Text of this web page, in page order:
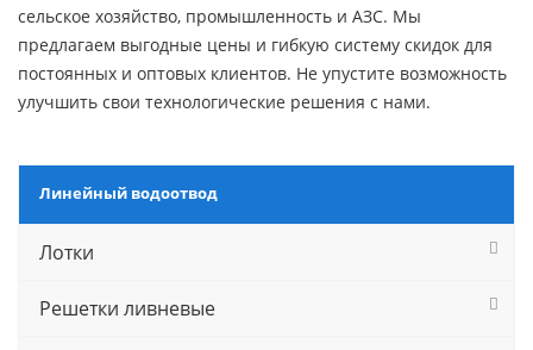
сельское хозяйство, промышленность и АЗС. Мы
предлагаем выгодные цены и гибкую систему скидок для
постоянных и оптовых клиентов. Не упустите возможность
улучшить свои технологические решения с нами.
Линейный водоотвод
Лотки
Решетки ливневые